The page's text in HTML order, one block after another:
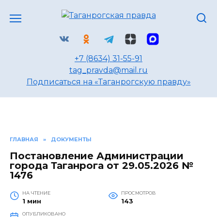
+7 (8634) 31-55-91
tag_pravda@mail.ru
Подписаться на «Таганрогскую правду»
ГЛАВНАЯ » ДОКУМЕНТЫ
Постановление Администрации
города Таганрога от 29.05.2026 №
1476
НА ЧТЕНИЕ
1 мин
ПРОСМОТРОВ
143
ОПУБЛИКОВАНО